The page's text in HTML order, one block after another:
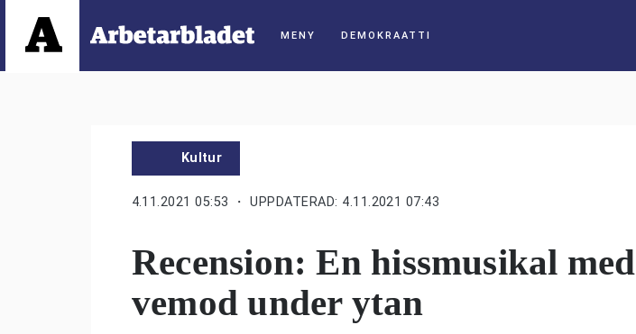
DEMOKRAATTI
Kultur
4.11.2021 05:53 ・ UPPDATERAD: 4.11.2021 07:43
Recension: En hissmusikal med
vemod under ytan